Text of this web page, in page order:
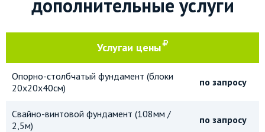
дополнительные услуги
Услугаи цены
Опорно-столбчатый фундамент (блоки
20х20х40см)
по запросу
Свайно-винтовой фундамент (108мм /
2,5м)
по запросу